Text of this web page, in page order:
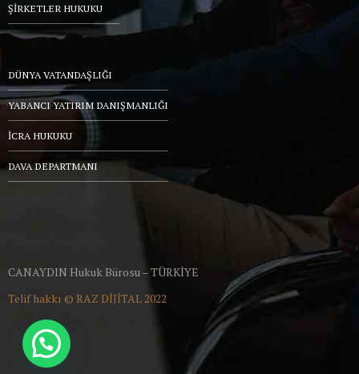
ŞİRKETLER HUKUKU
DÜNYA VATANDAŞLIĞI
YABANCI YATIRIM DANIŞMANLIĞI
İCRA HUKUKU
DAVA DEPARTMANI
CANAYDIN Hukuk Bürosu – TÜRKİYE
Telif hakkı © RAZ DİJİTAL2022